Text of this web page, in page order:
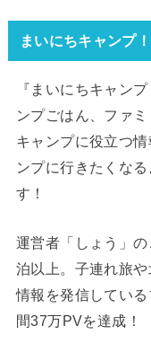
まいにちキャンプ
『まいにちキャン
ンプごはん、ファ
キャンプに役立つ
ンプに行きたくな
す！
運営者「しょう」
泊以上。子連れ旅
情報を発信している
間37万PVを達成！